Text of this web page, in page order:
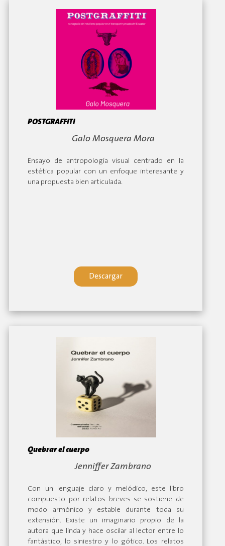
perfecto de grandes cónclaves donde se
establecieron las redes para lograr la hegemonía
del planeta. Son, sin lugar a dudas, parte
sobresaliente de nuestra memoria.
POSTGRAFFITI
Galo Mosquera Mora
Ensayo de antropología visual centrado en la
estética popular con un enfoque interesante y
una propuesta bien articulada.
Descargar
Quebrar el cuerpo
Jenniffer Zambrano
Con un lenguaje claro y melódico, este libro
compuesto por relatos breves se sostiene de
modo armónico y estable durante toda su
extensión. Existe un imaginario propio de la
autora que linda y hace oscilar al lector entre lo
fantástico, lo siniestro y lo gótico. Los relatos